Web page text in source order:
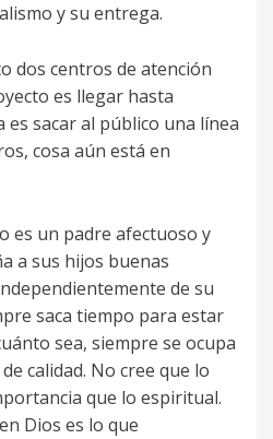
y su entrega.
dos centros de atención
es llegar hasta
es sacar al público una línea
cosa aún está en
es un padre afectuoso y
a sus hijos buenas
de su
saca tiempo para estar
sea, siempre se ocupa
calidad. No cree que lo
que lo espiritual.
Dios es lo que